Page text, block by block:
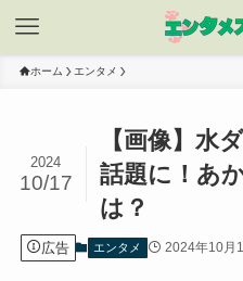
ホーム エンタメ
【画像】水
話題に！あ
は？
2024
10/17
広告 エンタメ 2024年10月